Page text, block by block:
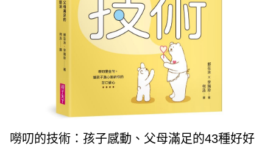
嘮叨的技術：孩子感動、父母滿足的43種好好